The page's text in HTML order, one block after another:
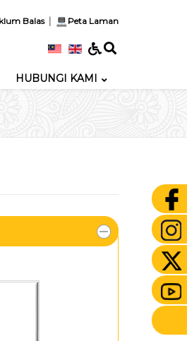
Balas| Peta Laman
HUBUNGI KAMI